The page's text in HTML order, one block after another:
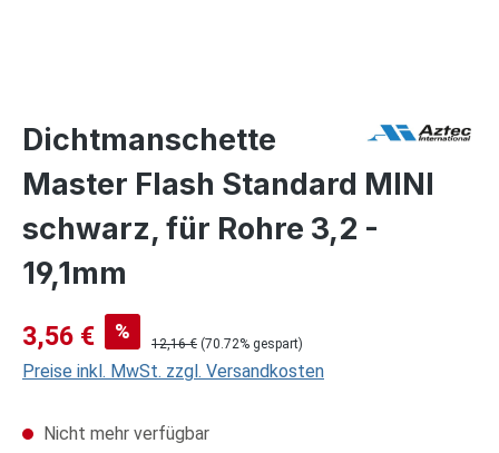
Dichtmanschette
Master Flash Standard MINI
schwarz, für Rohre 3,2 -
19,1mm
Verkaufspreis:
3,56 € % Regulärer Preis:
12,16 € (70.72% gespart)
Preise inkl. MwSt. zzgl. Versandkosten
Nicht mehr verfügbar